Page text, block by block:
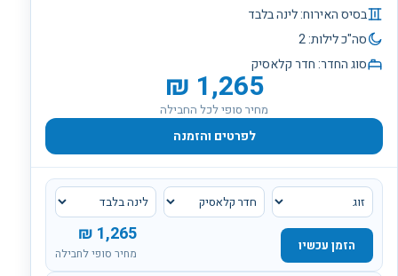
בסיס האירוח:לינה בלבד
סה"כ לילות:2
סוג החדר:חדר קלאסיק
1,265
₪
מחיר סופי לכל החבילה
לפרטים והזמנה
1,265
₪
מחיר סופי לחבילה
הזמן עכשיו